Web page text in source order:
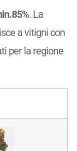
. La
a vitigni con
per la regione